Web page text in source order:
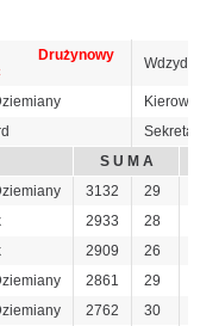
Drużynowy
S U M A
3132 29
2933 28
2909 26
2861 29
2762 30